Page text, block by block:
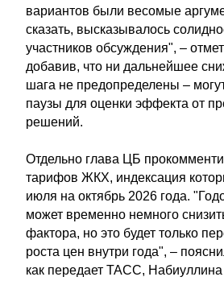
вариантов были весомые
сказать, высказывалось
участников обсуждения", –
добавив, что ни дальнейшее
шага не предопределены –
паузы для оценки эффекта от
решений.
Отдельно глава ЦБ
тарифов ЖКХ, индексация
июля на октябрь 2026 года.
может временно немного
фактора, но это будет только
роста цен внутри года", –
как передает ТАСС,